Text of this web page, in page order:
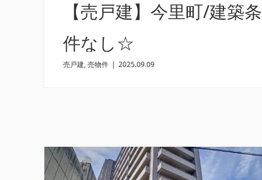
【売戸建】今里町/建築条
件なし☆
売戸建,売物件 | 2025.09.09